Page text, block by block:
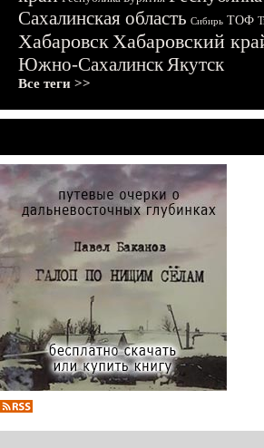
Сахалинская область Сибирь ТОФ
ХабаровскХабаровский
Южно-СахалинскЯкутск
Все теги >>